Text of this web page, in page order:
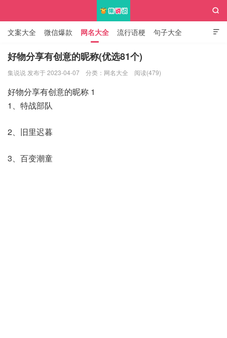

文案大全 微信爆款 网名大全 流行语梗 句子大全
知识大全

好物分享有创意的昵称(优选81个)
集说说 发布于 2023-04-07 分类： 网名大全 阅读(479)
好物分享有创意的昵称 1
1、特战部队
2、旧里迟暮
3、百变潮童